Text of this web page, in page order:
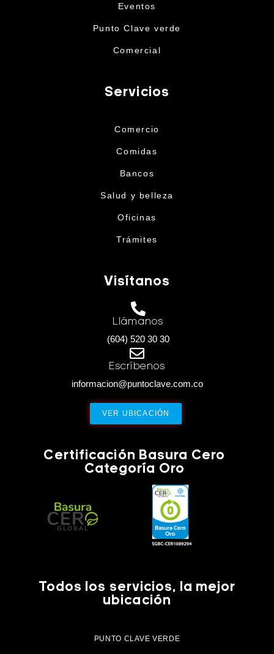
Eventos
Punto Clave verde
Comercial
Servicios
Comercio
Comidas
Bancos
Salud y belleza
Oficinas
Trámites
Visítanos
Llámanos
(604) 520 30 30
Escríbenos
informacion@puntoclave.com.co
VER UBICACIÓN
Certificación Basura Cero
Categoría Oro
Todos los servicios, la mejor
ubicación
PUNTO CLAVE VERDE